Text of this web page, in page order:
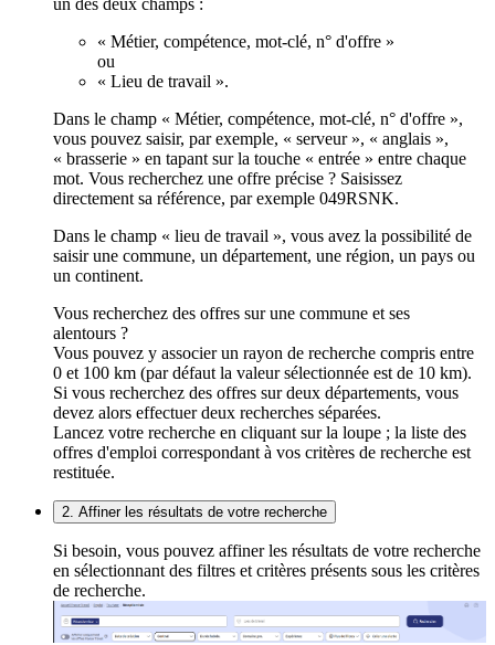
un des deux champs :
« Métier, compétence, mot-clé, n° d'offre »
ou
« Lieu de travail ».
Dans le champ « Métier, compétence, mot-clé, n° d'offre »,
vous pouvez saisir, par exemple, « serveur », « anglais »,
« brasserie » en tapant sur la touche « entrée » entre chaque
mot. Vous recherchez une offre précise ? Saisissez
directement sa référence, par exemple 049RSNK.
Dans le champ « lieu de travail », vous avez la possibilité de
saisir une commune, un département, une région, un pays ou
un continent.
Vous recherchez des offres sur une commune et ses
alentours ?
Vous pouvez y associer un rayon de recherche compris entre
0 et 100 km (par défaut la valeur sélectionnée est de 10 km).
Si vous recherchez des offres sur deux départements, vous
devez alors effectuer deux recherches séparées.
Lancez votre recherche en cliquant sur la loupe ; la liste des
offres d'emploi correspondant à vos critères de recherche est
restituée.
2. Affiner les résultats de votre recherche
Si besoin, vous pouvez affiner les résultats de votre recherche
en sélectionnant des filtres et critères présents sous les critères
de recherche.